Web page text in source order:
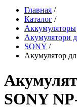
Главная /
Каталог /
Аккумуляторы
Акумулятори
SONY /
Акумулятор
SONY